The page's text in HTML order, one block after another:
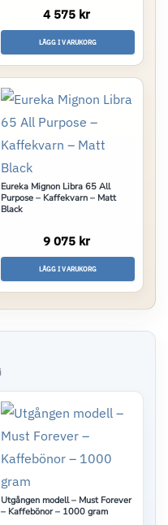
4 575 kr
LÄGG I VARUKORG
Eureka Mignon Libra 65 All
Purpose – Kaffekvarn – Matt
Black
9 075 kr
LÄGG I VARUKORG
Utgången modell – Must Forever
– Kaffebönor – 1000 gram